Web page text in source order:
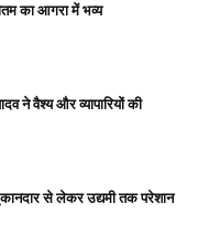
का आगरा में भव्य
ने वैश्य और व्यापारियों की
दुकानदार से लेकर उद्यमी तक परेशान